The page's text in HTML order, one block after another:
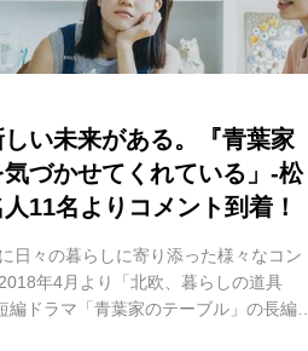
い未来がある。『青葉家
づかせてくれている」-松
11名よりコメント到着！
日々の暮らしに寄り添った様々なコン
年4月より「北欧、暮らしの道具
ドラマ「青葉家のテーブル」の長編映